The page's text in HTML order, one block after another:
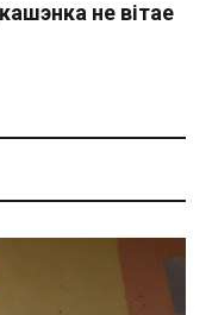
не вітае